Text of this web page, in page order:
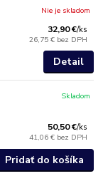
32,90 €/ks
26,75 € bez DPH
Nie je skladom
Detail
50,50 €/ks
41,06 € bez DPH
Skladom
Pridať do košíka